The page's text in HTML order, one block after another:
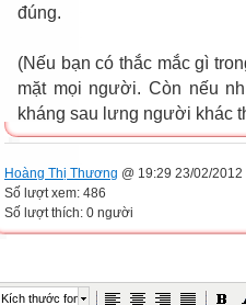
đúng.
(Nếu bạn có thắc mắc gì
mặt mọi người. Còn nếu
kháng sau lưng người khác
Hoàng Thị Thương @ 19:29 23/02/2012
Số lượt xem: 486
Số lượt thích: 0 người
Kích thước font